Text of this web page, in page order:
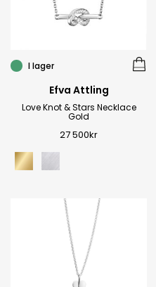
I lager
Efva Attling
Love Knot & Stars Necklace
Gold
27 500kr